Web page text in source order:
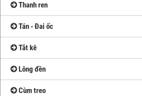
Thanh ren
Tán - Đai ốc
Tắt kê
Lông đền
Cùm treo